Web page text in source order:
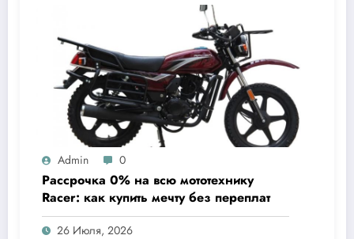
Admin 0
Рассрочка 0% на всю мототехнику
Racer: как купить мечту без переплат
26 Июля, 2026